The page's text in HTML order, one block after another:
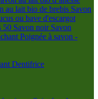
au lait bio de brebis Savon
ou bave d'escargot
50 Savon noir Savon
Poignée à savon -
Dentifrice